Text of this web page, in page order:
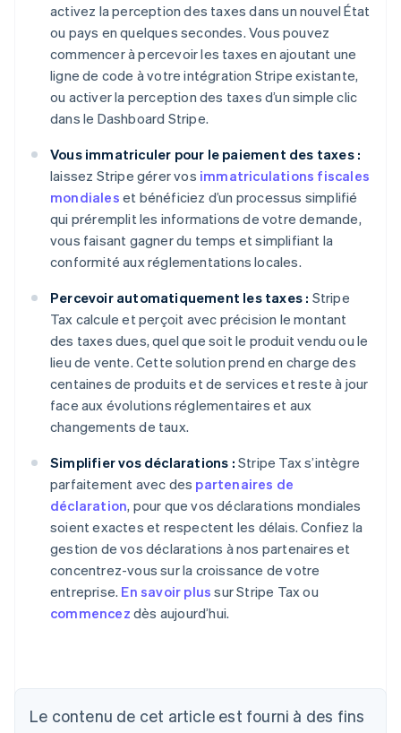
activez la perception des taxes dans un nouvel État
ou pays en quelques secondes. Vous pouvez
commencer à percevoir les taxes en ajoutant une
ligne de code à votre intégration Stripe existante,
ou activer la perception des taxes d’un simple clic
dans le Dashboard Stripe.
Vous immatriculer pour le paiement des taxes :
laissez Stripe gérer vos immatriculations fiscales
mondiales et bénéficiez d’un processus simplifié
qui préremplit les informations de votre demande,
vous faisant gagner du temps et simplifiant la
conformité aux réglementations locales.
Percevoir automatiquement les taxes : Stripe
Tax calcule et perçoit avec précision le montant
des taxes dues, quel que soit le produit vendu ou le
lieu de vente. Cette solution prend en charge des
centaines de produits et de services et reste à jour
face aux évolutions réglementaires et aux
changements de taux.
Simplifier vos déclarations : Stripe Tax s’intègre
parfaitement avec des partenaires de
déclaration, pour que vos déclarations mondiales
soient exactes et respectent les délais. Confiez la
gestion de vos déclarations à nos partenaires et
concentrez-vous sur la croissance de votre
entreprise. En savoir plus sur Stripe Tax ou
commencez dès aujourd’hui.
Le contenu de cet article est fourni à des fins